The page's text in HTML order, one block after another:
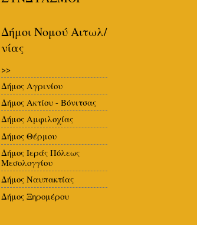
Δήμοι Νομού Αιτωλ/
νίας
>>
Δήμος Αγρινίου
Δήμος Ακτίου - Βόνιτσας
Δήμος Αμφιλοχίας
Δήμος Θέρμου
Δήμος Ιεράς Πόλεως
Μεσολογγίου
Δήμος Ναυπακτίας
Δήμος Ξηρομέρου